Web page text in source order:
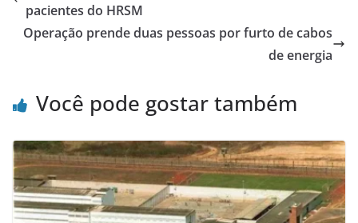
pacientes do HRSM
Operação prende duas pessoas por furto de cabos
de energia
Você pode gostar também